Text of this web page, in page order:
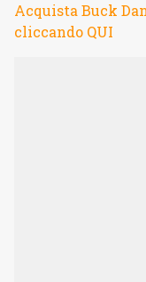
Acquista Buck
cliccando QUI